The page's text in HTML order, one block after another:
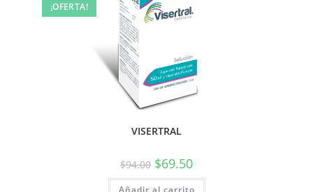
¡OFERTA!
VISERTRAL
$94.00 $69.50